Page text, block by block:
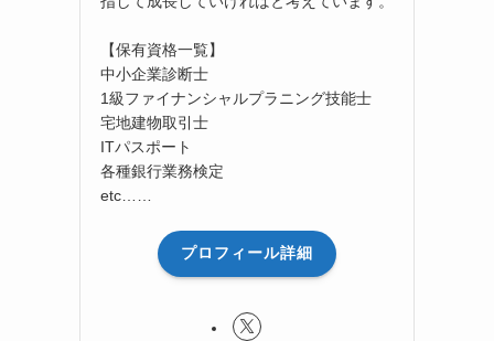
【保有資格一覧】
中小企業診断士
1級ファイナンシャルプラニング技能士
宅地建物取引士
ITパスポート
各種銀行業務検定
etc……
プロフィール詳細